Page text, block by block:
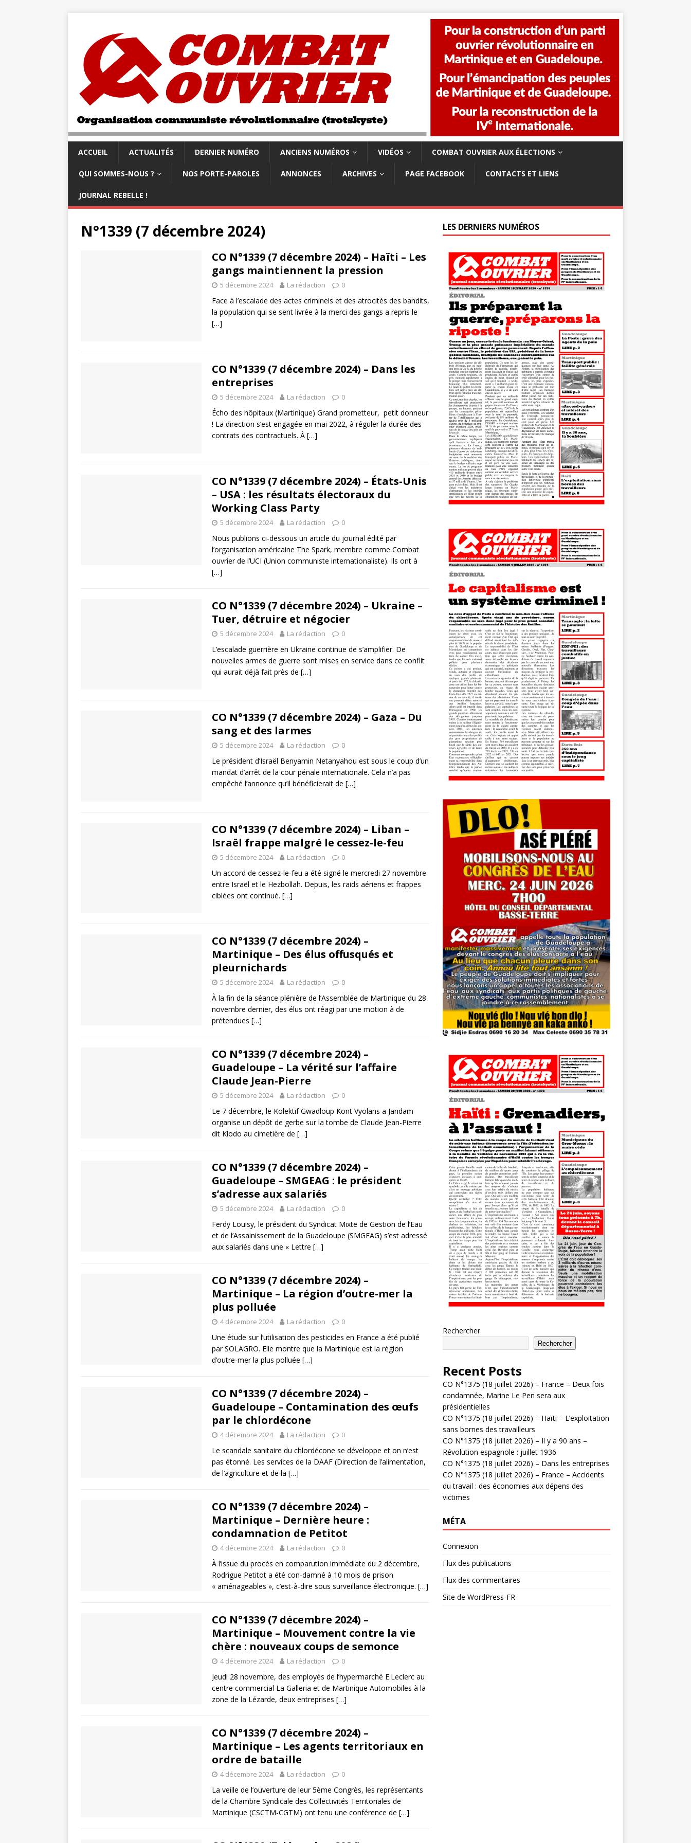
ACCUEIL ACTUALITÉS DERNIER NUMÉRO ANCIENS NUMÉROS VIDÉOS COMBAT OUVRIER AUX ÉLECTIONS
QUI SOMMES-NOUS ? NOS PORTE-PAROLES ANNONCES ARCHIVES PAGE FACEBOOK CONTACTS ET LIENS
JOURNAL REBELLE !
N°1339 (7 décembre 2024)
CO N°1339 (7 décembre 2024) – Haïti – Les
gangs maintiennent la pression
5 décembre 2024 La rédaction 0
Face à l’escalade des actes criminels et des atrocités des bandits,
la population qui se sent livrée à la merci des gangs a repris le
[…]
CO N°1339 (7 décembre 2024) – Dans les
entreprises
5 décembre 2024 La rédaction 0
Écho des hôpitaux (Martinique) Grand prometteur, petit donneur
! La direction s’est engagée en mai 2022, à réguler la durée des
contrats des contractuels. À […]
CO N°1339 (7 décembre 2024) – États-Unis
– USA : les résultats électoraux du
Working Class Party
5 décembre 2024 La rédaction 0
Nous publions ci-dessous un article du journal édité par
l’organisation américaine The Spark, membre comme Combat
ouvrier de l’UCI (Union communiste internationaliste). Ils ont à
[…]
CO N°1339 (7 décembre 2024) – Ukraine –
Tuer, détruire et négocier
5 décembre 2024 La rédaction 0
L’escalade guerrière en Ukraine continue de s’amplifier. De
nouvelles armes de guerre sont mises en service dans ce conflit
qui aurait déjà fait près de […]
CO N°1339 (7 décembre 2024) – Gaza – Du
sang et des larmes
5 décembre 2024 La rédaction 0
Le président d’Israël Benyamin Netanyahou est sous le coup d’un
mandat d’arrêt de la cour pénale internationale. Cela n’a pas
empêché l’annonce qu’il bénéficierait de […]
CO N°1339 (7 décembre 2024) – Liban –
Israël frappe malgré le cessez-le-feu
5 décembre 2024 La rédaction 0
Un accord de cessez-le-feu a été signé le mercredi 27 novembre
entre Israël et le Hezbollah. Depuis, les raids aériens et frappes
ciblées ont continué. […]
CO N°1339 (7 décembre 2024) –
Martinique – Des élus offusqués et
pleurnichards
5 décembre 2024 La rédaction 0
À la fin de la séance plénière de l’Assemblée de Martinique du 28
novembre dernier, des élus ont réagi par une motion à de
prétendues […]
CO N°1339 (7 décembre 2024) –
Guadeloupe – La vérité sur l’affaire
Claude Jean-Pierre
5 décembre 2024 La rédaction 0
Le 7 décembre, le Kolektif Gwadloup Kont Vyolans a Jandam
organise un dépôt de gerbe sur la tombe de Claude Jean-Pierre
dit Klodo au cimetière de […]
CO N°1339 (7 décembre 2024) –
Guadeloupe – SMGEAG : le président
s’adresse aux salariés
5 décembre 2024 La rédaction 0
Ferdy Louisy, le président du Syndicat Mixte de Gestion de l’Eau
et de l’Assainissement de la Guadeloupe (SMGEAG) s’est adressé
aux salariés dans une « Lettre […]
CO N°1339 (7 décembre 2024) –
Martinique – La région d’outre-mer la
plus polluée
4 décembre 2024 La rédaction 0
Une étude sur l’utilisation des pesticides en France a été publié
par SOLAGRO. Elle montre que la Martinique est la région
d’outre-mer la plus polluée […]
CO N°1339 (7 décembre 2024) –
Guadeloupe – Contamination des œufs
par le chlordécone
4 décembre 2024 La rédaction 0
Le scandale sanitaire du chlordécone se développe et on n’est
pas étonné. Les services de la DAAF (Direction de l’alimentation,
de l’agriculture et de la […]
CO N°1339 (7 décembre 2024) –
Martinique – Dernière heure :
condamnation de Petitot
4 décembre 2024 La rédaction 0
À l’issue du procès en comparution immédiate du 2 décembre,
Rodrigue Petitot a été con-damné à 10 mois de prison
« aménageables », c’est-à-dire sous surveillance électronique. […]
CO N°1339 (7 décembre 2024) –
Martinique – Mouvement contre la vie
chère : nouveaux coups de semonce
4 décembre 2024 La rédaction 0
Jeudi 28 novembre, des employés de l’hypermarché E.Leclerc au
centre commercial La Galleria et de Martinique Automobiles à la
zone de la Lézarde, deux entreprises […]
CO N°1339 (7 décembre 2024) –
Martinique – Les agents territoriaux en
ordre de bataille
4 décembre 2024 La rédaction 0
La veille de l’ouverture de leur 5ème Congrès, les représentants
de la Chambre Syndicale des Collectivités Territoriales de
Martinique (CSCTM-CGTM) ont tenu une conférence de […]
LES DERNIERS NUMÉROS
Rechercher
Rechercher
Recent Posts
CO N°1375 (18 juillet 2026) – France – Deux fois
condamnée, Marine Le Pen sera aux
présidentielles
CO N°1375 (18 juillet 2026) – Haïti – L’exploitation
sans bornes des travailleurs
CO N°1375 (18 juillet 2026) – Il y a 90 ans –
Révolution espagnole : juillet 1936
CO N°1375 (18 juillet 2026) – Dans les entreprises
CO N°1375 (18 juillet 2026) – France – Accidents
du travail : des économies aux dépens des
victimes
MÉTA
Connexion
Flux des publications
Flux des commentaires
Site de WordPress-FR